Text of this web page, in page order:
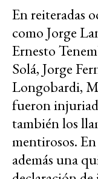
En reiteradas
como Jorge
Ernesto
Solá, Jorge
Longobardi,
fueron
también los
mentirosos.
además una